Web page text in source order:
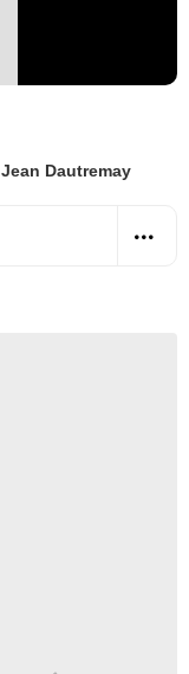
Jean Dautremay